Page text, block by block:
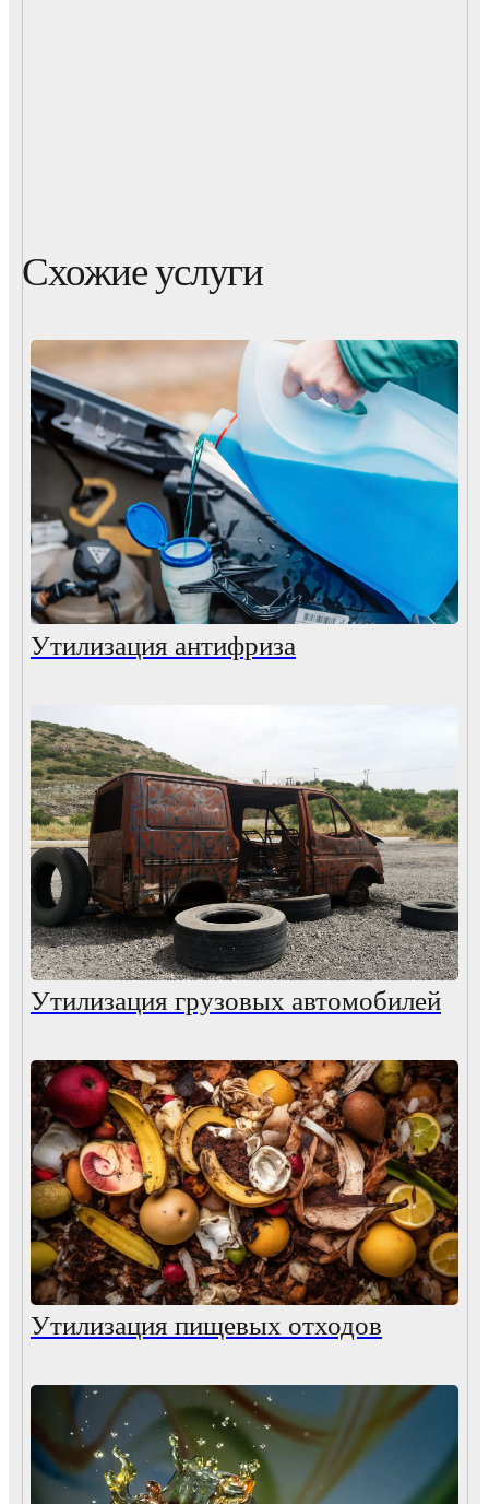
Схожие услуги
Утилизация антифриза
Утилизация грузовых автомобилей
Утилизация пищевых отходов